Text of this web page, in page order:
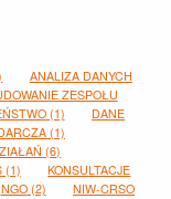
ANALIZA DANYCH
ZESPOŁU
(1)
DANE
(1)
(6)
(1)
KONSULTACJE
NGO(2)
NIW-CRSO